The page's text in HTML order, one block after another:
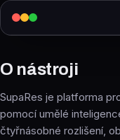
O nástroji
SupaRes je platforma
pomocí umělé
čtyřnásobné rozlišení,